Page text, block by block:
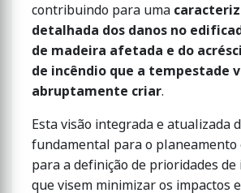
contribuindo para uma
detalhada dos danos no
de madeira afetada e do
de incêndio que a tempestade
abruptamente criar.
Esta visão integrada e atualizada
fundamental para o planeamento
para a definição de prioridades
que visem minimizar os impactos